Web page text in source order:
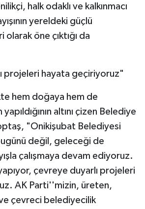
halk odaklı ve kalkınmacı
yereldeki güçlü
öne çıktığı da
projeleri hayata geçiriyoruz"
hem doğaya hem de
altını çizen Belediye
"Onikişubat Belediyesi
değil, geleceği de
çalışmaya devam ediyoruz.
çevreye duyarlı projeleri
AK Parti''mizin, üreten,
çevreci belediyecilik